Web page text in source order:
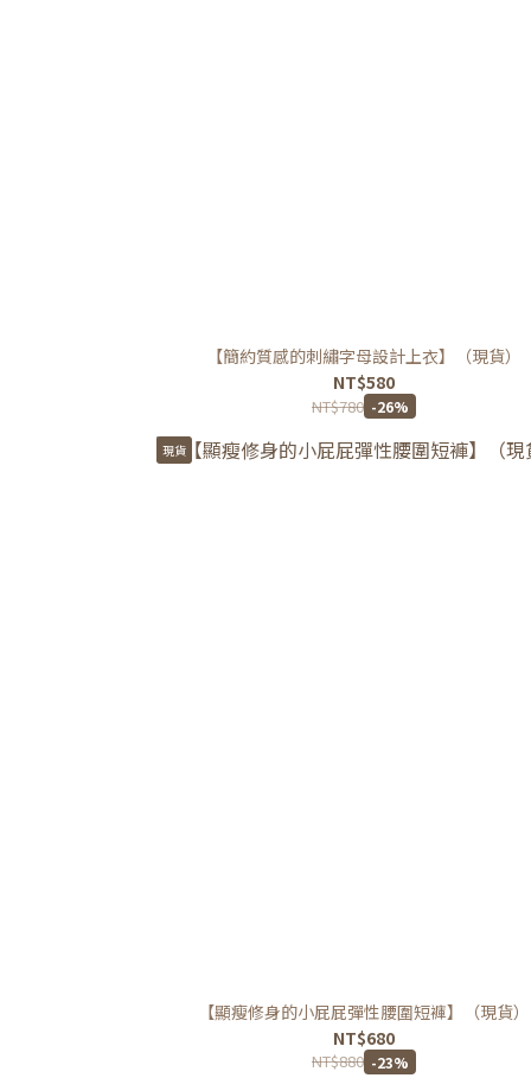
【簡約質感的刺繡字母設計上衣】（現貨）
NT$580
NT$780 -26%
現貨
【顯瘦修身的小屁屁彈性腰圍短褲】（現貨）
NT$680
NT$880 -23%